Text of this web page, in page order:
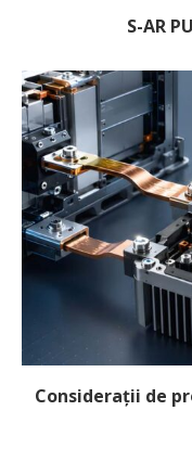
S-AR
Considerații de